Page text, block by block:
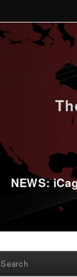
NEWS:
Search